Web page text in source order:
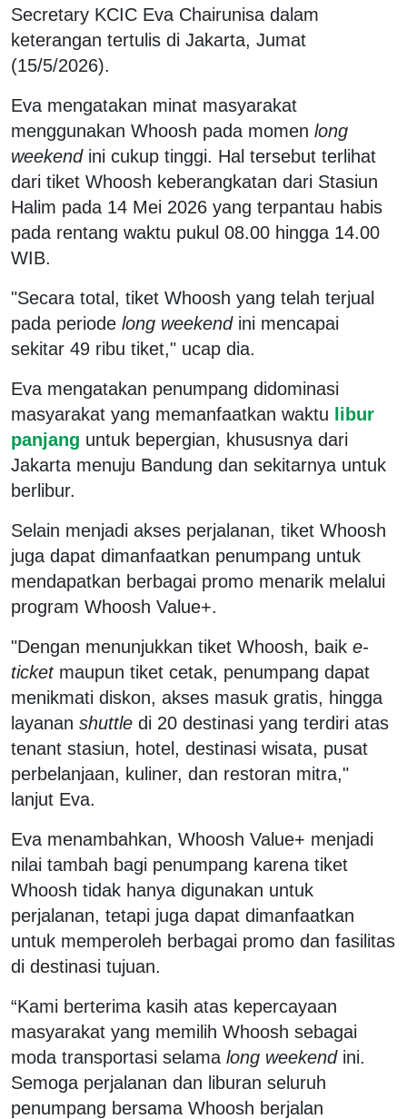
Secretary KCIC Eva Chairunisa dalam
keterangan tertulis di Jakarta, Jumat
(15/5/2026).
Eva mengatakan minat masyarakat
menggunakan Whoosh pada momen long
weekendini cukup tinggi. Hal tersebut terlihat
dari tiket Whoosh keberangkatan dari Stasiun
Halim pada 14 Mei 2026 yang terpantau habis
pada rentang waktu pukul 08.00 hingga 14.00
WIB.
"Secara total, tiket Whoosh yang telah terjual
pada periode long weekendini mencapai
sekitar 49 ribu tiket," ucap dia.
Eva mengatakan penumpang didominasi
masyarakat yang memanfaatkan waktu libur
panjang untuk bepergian, khususnya dari
Jakarta menuju Bandung dan sekitarnya untuk
berlibur.
Selain menjadi akses perjalanan, tiket Whoosh
juga dapat dimanfaatkan penumpang untuk
mendapatkan berbagai promo menarik melalui
program Whoosh Value+.
"Dengan menunjukkan tiket Whoosh, baik e-
ticketmaupun tiket cetak, penumpang dapat
menikmati diskon, akses masuk gratis, hingga
layanan shuttle di 20 destinasi yang terdiri atas
tenant stasiun, hotel, destinasi wisata, pusat
perbelanjaan, kuliner, dan restoran mitra,"
lanjut Eva.
Eva menambahkan, Whoosh Value+ menjadi
nilai tambah bagi penumpang karena tiket
Whoosh tidak hanya digunakan untuk
perjalanan, tetapi juga dapat dimanfaatkan
untuk memperoleh berbagai promo dan fasilitas
di destinasi tujuan.
“Kami berterima kasih atas kepercayaan
masyarakat yang memilih Whoosh sebagai
moda transportasi selama long weekendini.
Semoga perjalanan dan liburan seluruh
penumpang bersama Whoosh berjalan